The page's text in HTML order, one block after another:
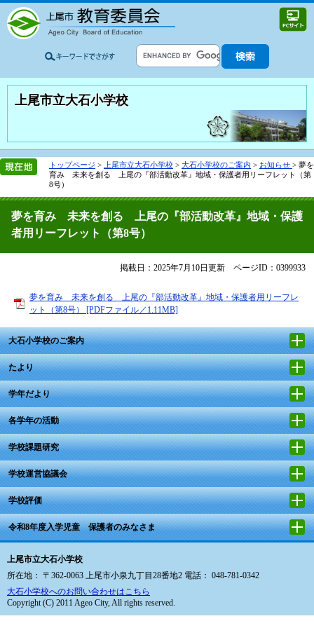
上尾市立大石小学校
トップページ > 上尾市立大石小学校 > 大石小学校のご案内 > お知らせ > 夢を
育み 未来を創る 上尾の『部活動改革』地域・保護者用リーフレット（第
8号）
夢を育み 未来を創る 上尾の『部活動改革』地域・保護
者用リーフレット（第8号）
掲載日：2025年7月10日更新 ページID：0399933
夢を育み 未来を創る 上尾の『部活動改革』地域・保護者用リーフレ
ット（第8号） [PDFファイル／1.11MB]
大石小学校のご案内
たより
学年だより
各学年の活動
学校課題研究
学校運営協議会
学校評価
令和8年度入学児童 保護者のみなさま
上尾市立大石小学校
所在地： 〒362-0063 上尾市小泉九丁目28番地2 電話： 048-781-0342
大石小学校へのお問い合わせはこちら
Copyright (C) 2011 Ageo City, All rights reserved.